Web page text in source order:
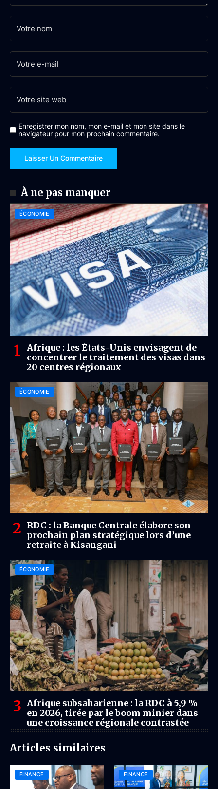
Enregistrer mon nom, mon e-mail et mon site dans le
navigateur pour mon prochain commentaire.
À ne pas manquer
ÉCONOMIE
Afrique : les États-Unis envisagent de
concentrer le traitement des visas dans
20 centres régionaux
ÉCONOMIE
RDC : la Banque Centrale élabore son
prochain plan stratégique lors d’une
retraite à Kisangani
ÉCONOMIE
Afrique subsaharienne : la RDC à 5,9 %
en 2026, tirée par le boom minier dans
une croissance régionale contrastée
Articles similaires
FINANCE FINANCE